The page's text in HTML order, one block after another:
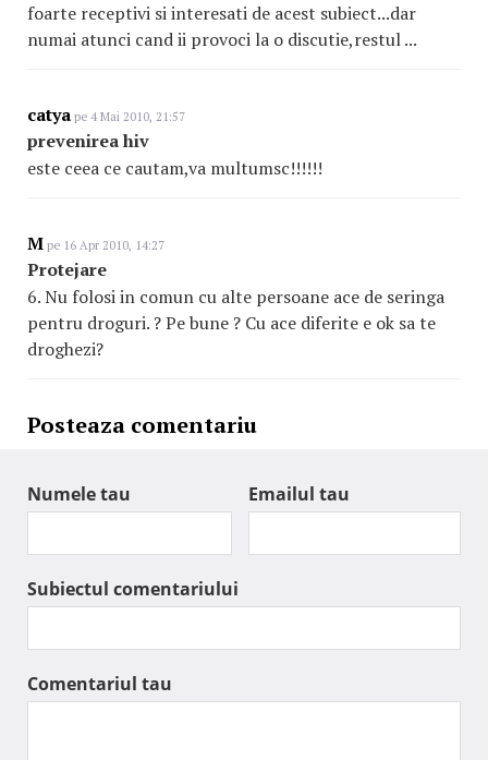
foarte receptivi si interesati de acest subiect...dar
numai atunci cand ii provoci la o discutie,restul ...
catya pe 4 Mai 2010, 21:57
prevenirea hiv
este ceea ce cautam,va multumsc!!!!!!
M pe 16 Apr 2010, 14:27
Protejare
6. Nu folosi in comun cu alte persoane ace de seringa
pentru droguri. ? Pe bune ? Cu ace diferite e ok sa te
droghezi?
Posteaza comentariu
Numele tau Emailul tau
Subiectul comentariului
Comentariul tau